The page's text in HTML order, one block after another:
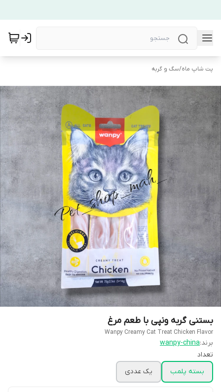
پت شاپ ماه/سگ و گربه
بستنی گربه ونپی با طعم مرغ
Wanpy Creamy Cat Treat Chicken Flavor
برند:wanpy-china
تعداد
بسته پلمب
یک عددی